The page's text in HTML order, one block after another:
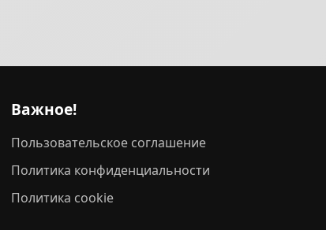
Важное!
Пользовательское соглашение
Политика конфиденциальности
Политика cookie